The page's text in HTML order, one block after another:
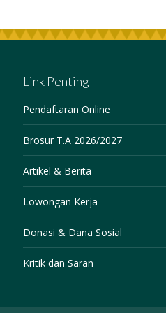
Link Penting
Pendaftaran Online
Brosur T.A 2026/2027
Artikel & Berita
Lowongan Kerja
Donasi & Dana Sosial
Kritik dan Saran